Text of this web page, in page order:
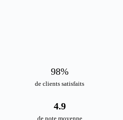
de clients satisfaits
98%
de note moyenne
4.9